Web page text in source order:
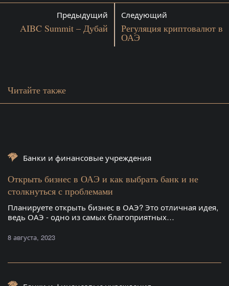
Предыдущий
AIBC Summit – Дубай
Следующий
Регуляция криптовалют в
ОАЭ
Читайте также
Банки и финансовые учреждения
Открыть бизнес в ОАЭ и как выбрать банк и не
столкнуться с проблемами
Планируете открыть бизнес в ОАЭ? Это отличная идея,
ведь ОАЭ - одно из самых благоприятных…
8 августа, 2023